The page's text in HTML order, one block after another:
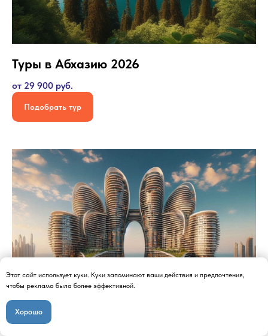
Этот сайт использует куки. Куки запоминают ваши действия и предпочтения,
чтобы реклама была более эффективной.
Хорошо
Туры в Абхазию 2026
от 29 900 руб.
Подобрать тур